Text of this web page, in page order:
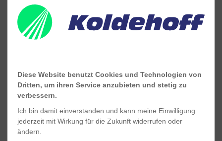
Ulrike Freese
Diese Website benutzt Cookies und Technologien von
Dritten, um ihren Service anzubieten und stetig zu
verbessern.
Ich bin damit einverstanden und kann meine Einwilligung
jederzeit mit Wirkung für die Zukunft widerrufen oder
ändern.